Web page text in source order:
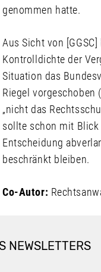
genommen hatte.
Aus Sicht von
Kontrolldichte der
Situation das
Riegel vorgeschoben
„nicht das
sollte schon mit Blick
Entscheidung
beschränkt bleiben.
Co-Autor:
NEWSLETTERS